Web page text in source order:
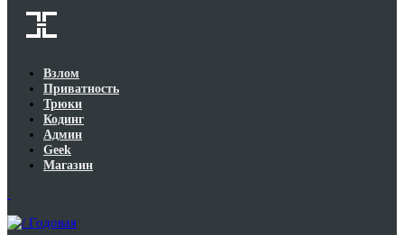
Взлом
Приватность
Трюки
Кодинг
Админ
Geek
Магазин
Годовая